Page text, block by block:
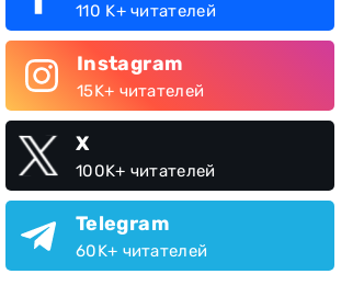
110 K+ читателей
Instagram
15K+ читателей
X
100K+ читателей
Telegram
60K+ читателей